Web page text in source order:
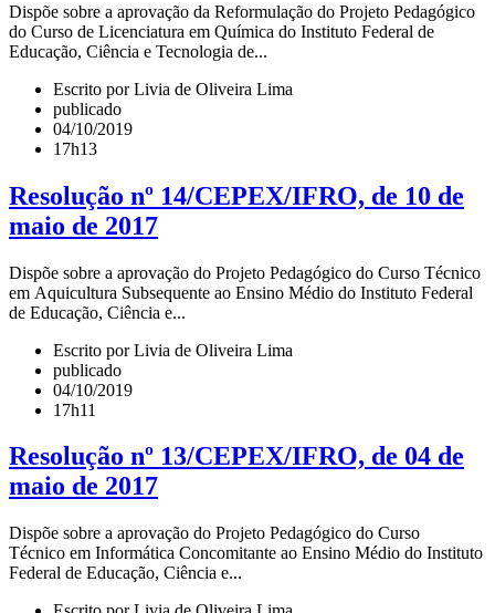
Dispõe sobre a aprovação da Reformulação do Projeto Pedagógico
do Curso de Licenciatura em Química do Instituto Federal de
Educação, Ciência e Tecnologia de...
Escrito por Livia de Oliveira Lima
publicado
04/10/2019
17h13
Resolução nº 14/CEPEX/IFRO, de 10 de
maio de 2017
Dispõe sobre a aprovação do Projeto Pedagógico do Curso Técnico
em Aquicultura Subsequente ao Ensino Médio do Instituto Federal
de Educação, Ciência e...
Escrito por Livia de Oliveira Lima
publicado
04/10/2019
17h11
Resolução nº 13/CEPEX/IFRO, de 04 de
maio de 2017
Dispõe sobre a aprovação do Projeto Pedagógico do Curso
Técnico em Informática Concomitante ao Ensino Médio do Instituto
Federal de Educação, Ciência e...